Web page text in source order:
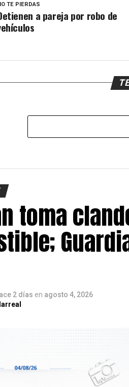
TE PIERDAS
a pareja por robo de
toma
2 días en agosto 4, 2026